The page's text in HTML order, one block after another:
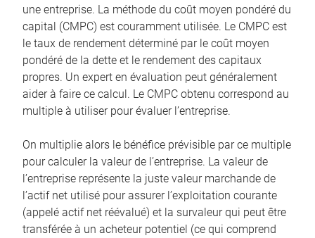
une entreprise. La méthode du coût moyen pondéré du
capital (CMPC) est couramment utilisée. Le CMPC est
le taux de rendement déterminé par le coût moyen
pondéré de la dette et le rendement des capitaux
propres. Un expert en évaluation peut généralement
aider à faire ce calcul. Le CMPC obtenu correspond au
multiple à utiliser pour évaluer l’entreprise.
On multiplie alors le bénéfice prévisible par ce multiple
pour calculer la valeur de l’entreprise. La valeur de
l’entreprise représente la juste valeur marchande de
l’actif net utilisé pour assurer l’exploitation courante
(appelé actif net réévalué) et la survaleur qui peut être
transférée à un acheteur potentiel (ce qui comprend